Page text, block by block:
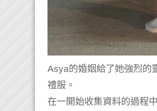
Asya的婚姻給了她強烈的
禮服。
在一開始收集資料的過程